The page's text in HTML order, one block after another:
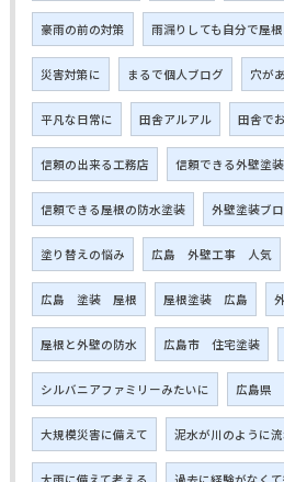
豪雨の前の対策 雨漏りしても自分で屋
災害対策に まるで個人ブログ 穴が
平凡な日常に 田舎アルアル 田舎で
信頼の出来る工務店 信頼できる外壁塗装
信頼できる屋根の防水塗装 外壁塗装ブ
塗り替えの悩み 広島 外壁工事 人気
広島 塗装 屋根 屋根塗装 広島
屋根と外壁の防水 広島市 住宅塗装
シルバニアファミリーみたいに 広島県
大規模災害に備えて 泥水が川のように